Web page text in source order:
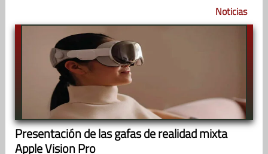
Noticias
Presentación de las gafas de realidad mixta
Apple Vision Pro